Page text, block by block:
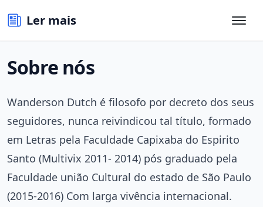
Ler mais
Sobre nós
Wanderson Dutch é filosofo por decreto dos seus
seguidores, nunca reivindicou tal título, formado
em Letras pela Faculdade Capixaba do Espirito
Santo (Multivix 2011- 2014) pós graduado pela
Faculdade união Cultural do estado de São Paulo
(2015-2016) Com larga vivência internacional.